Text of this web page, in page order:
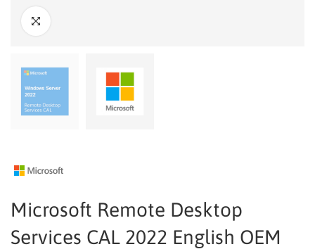
Microsoft Remote Desktop
Services CAL 2022 English OEM